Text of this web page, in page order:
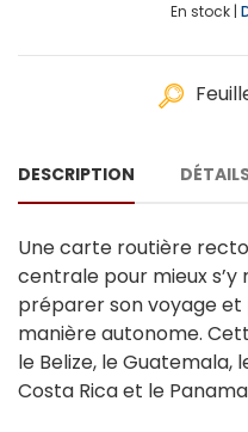
En stock |
DESCRIPTION
Une carte routière
centrale pour mieux
préparer son voyage
manière autonome.
le Belize, le Guatemala,
Costa Rica et le